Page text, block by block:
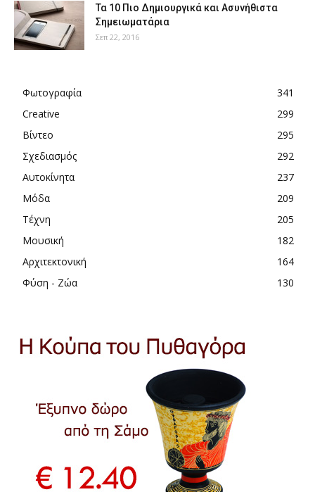
Τα 10 Πιο Δημιουργικά και Ασυνήθιστα
Σημειωματάρια
Σεπ 22, 2016
Φωτογραφία
341
Creative
299
Βίντεο
295
Σχεδιασμός
292
Αυτοκίνητα
237
Μόδα
209
Τέχνη
205
Μουσική
182
Αρχιτεκτονική
164
Φύση - Ζώα
130